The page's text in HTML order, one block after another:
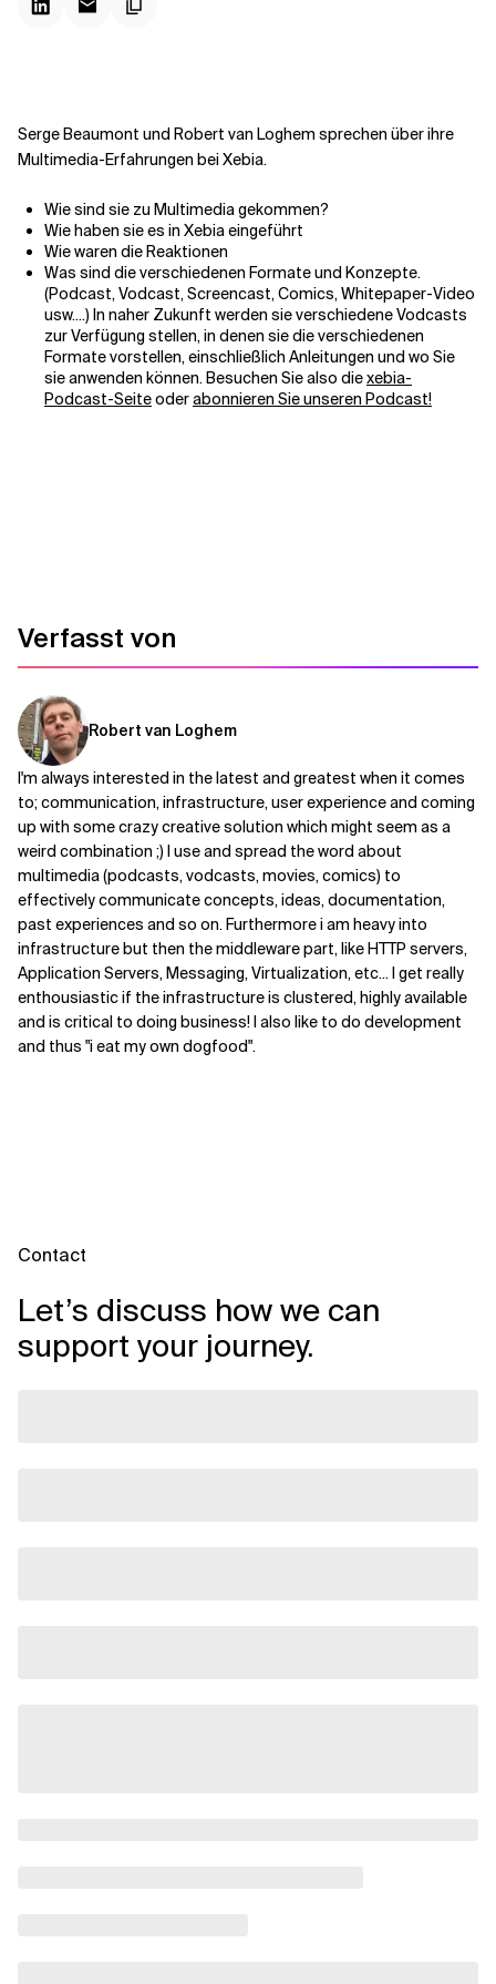
Serge Beaumont und Robert van Loghem sprechen über ihre
Multimedia-Erfahrungen bei Xebia.
Wie sind sie zu Multimedia gekommen?
Wie haben sie es in Xebia eingeführt
Wie waren die Reaktionen
Was sind die verschiedenen Formate und Konzepte.
(Podcast, Vodcast, Screencast, Comics, Whitepaper-Video
usw....) In naher Zukunft werden sie verschiedene Vodcasts
zur Verfügung stellen, in denen sie die verschiedenen
Formate vorstellen, einschließlich Anleitungen und wo Sie
sie anwenden können. Besuchen Sie also diexebia-
Podcast-Seiteoderabonnieren Sie unseren Podcast!
Verfasst von
Robert van Loghem
I'm always interested in the latest and greatest when it comes
to; communication, infrastructure, user experience and coming
up with some crazy creative solution which might seem as a
weird combination ;) I use and spread the word about
multimedia (podcasts, vodcasts, movies, comics) to
effectively communicate concepts, ideas, documentation,
past experiences and so on. Furthermore i am heavy into
infrastructure but then the middleware part, like HTTP servers,
Application Servers, Messaging, Virtualization, etc... I get really
enthousiastic if the infrastructure is clustered, highly available
and is critical to doing business! I also like to do development
and thus "i eat my own dogfood".
Contact
Let’s discuss how we can
support your journey.